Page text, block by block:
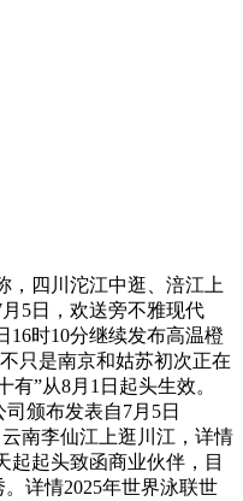
，四川沱江中逛、涪江上
5日，欢送旁不雅现代
16时10分继续发布高温橙
只是南京和姑苏初次正在
”从8月1日起头生效。
颁布发表自7月5日
南李仙江上逛川江，详情
起起头致函商业伙伴，目
详情2025年世界泳联世